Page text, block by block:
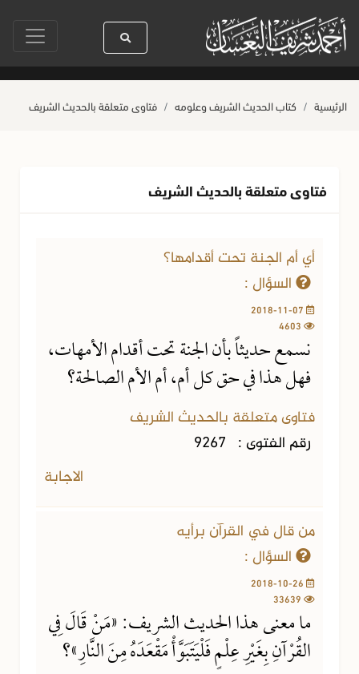
الله ﷺ كله رحمة صلاة آخر أربعاء من صفر حياة القلوب وصحتها
الرئيسية كتاب الحديث الشريف وعلومه فتاوى متعلقة بالحديث الشريف
فتاوى متعلقة بالحديث الشريف
أي أم الجنة تحت أقدامها؟
السؤال :
نسمع حديثاً بأن الجنة تحت أقدام الأمهات،
فهل هذا في حق كل أم، أم الأم الصالحة؟
فتاوى متعلقة بالحديث الشريف
رقم الفتوى : 9267
الاجابة
من قال في القرآن برأيه
السؤال :
ما معنى هذا الحديث الشريف: «مَنْ قَالَ فِي
القُرْآنِ بِغَيْرِ عِلْمٍ فَلْيَتَبَوَّأْ مَقْعَدَهُ مِنَ النَّارِ»؟